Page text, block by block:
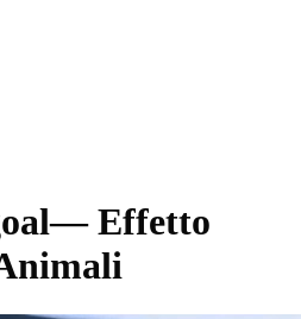
— Effetto